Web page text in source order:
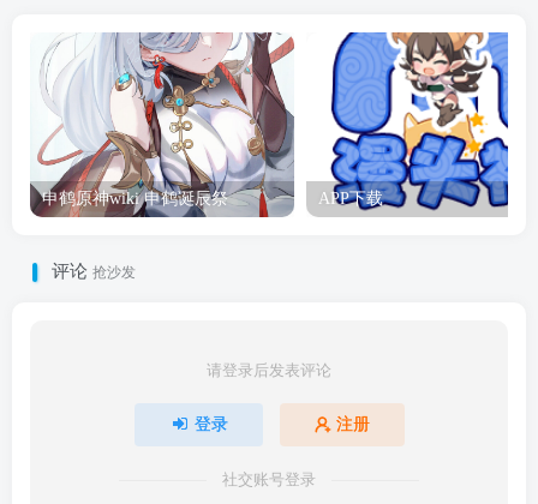
申鹤原神wiki 申鹤诞辰祭 APP下载
评论 抢沙发
请登录后发表评论
登录 注册
社交账号登录